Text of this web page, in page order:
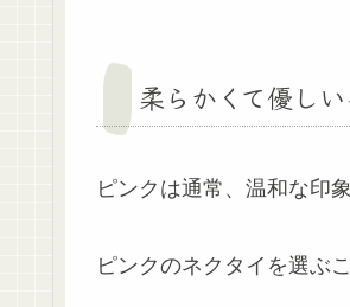
柔らかくて優し
ピンクは通常、温和な印
ピンクのネクタイを選ぶ